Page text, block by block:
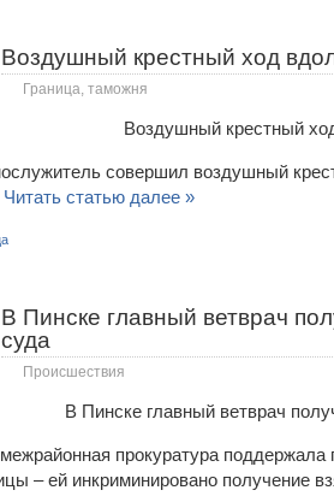
Воздушный крестный ход
Граница, таможня
совершил воздушный
Читать статью далее »
В Пинске главный ветврач
суда
Происшествия
межрайонная прокуратура поддержала
– ей инкриминировано получение